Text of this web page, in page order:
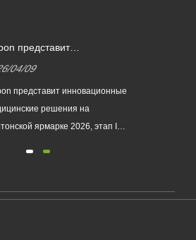
представит
на Кантонской
2026, этап III –
04/09
представит инновационные
решения на
ярмарке 2026, этап III
описание вашего